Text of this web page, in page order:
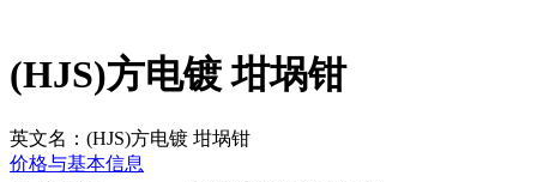
(HJS)方电镀 坩埚钳
英文名：(HJS)方电镀 坩埚钳